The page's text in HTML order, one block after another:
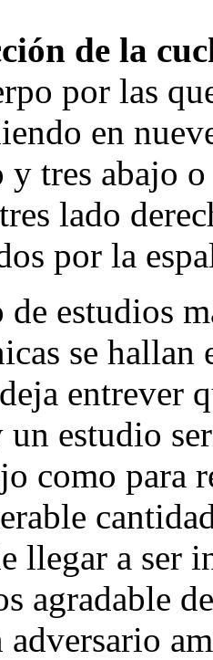
de la
por las
en
y tres abajo
lado
por la
estudios
se
entrever
estudio
como para
llegar a ser
agradable
adversario